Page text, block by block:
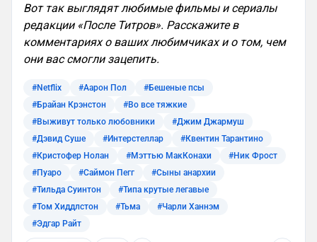
Вот так выглядят любимые фильмы и сериалы
редакции «После Титров». Расскажите в
комментариях о ваших любимчиках и о том, чем
они вас смогли зацепить.
#Netflix #Аарон Пол
#Бешеные псы
#Брайан Крэнстон
#Во все тяжкие
#Выживут только любовники
#Джим Джармуш
#Дэвид Суше
#Интерстеллар
#Квентин Тарантино
#Кристофер Нолан
#Мэттью МакКонахи
#Ник Фрост
#Пуаро
#Саймон Пегг
#Сыны анархии
#Тильда Суинтон
#Типа крутые легавые
#Том Хиддлстон
#Тьма
#Чарли Ханнэм
#Эдгар Райт